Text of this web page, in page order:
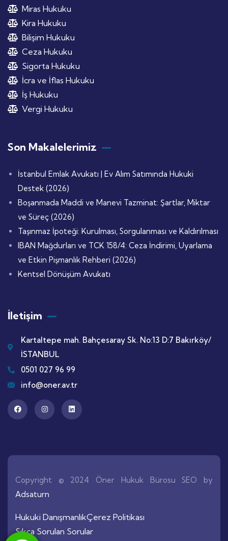
Miras Hukuku
Kira Hukuku
Bilişim Hukuku
Ceza Hukuku
Sigorta Hukuku
İcra ve İflas Hukuku
İş Hukuku
Vergi Hukuku
Son Makalelerimiz
İstanbul Emlak Avukatı | Ev Alım Satımında Hukuki
Destek (2026)
Boşanmada Maddi ve Manevi Tazminat: Şartlar, Miktar
ve Süreç (2026)
Taşınmaz İpoteği: Kurulması, Sorgulanması ve Kaldırılması
IBAN Mağdurları ve TCK 158/4: Ceza İndirimi, Uyarlama
ve Etkin Pişmanlık Rehberi (2026)
Kentsel Dönüşüm Avukatı
İletişim
Kartaltepe mah. Bahçesaray Sk. No:13 D:7 Bakırköy/
İSTANBUL
0501 027 96 99
info@oner.av.tr
Copyright © 2024 Öner Hukuk Bürosu SEO by
Adsaturn
Hukuki DanışmanlıkÇerez Politikası
Sıkça Sorulan Sorular